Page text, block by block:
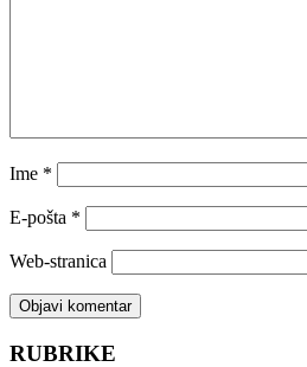
Ime *
E-pošta *
Web-stranica
RUBRIKE